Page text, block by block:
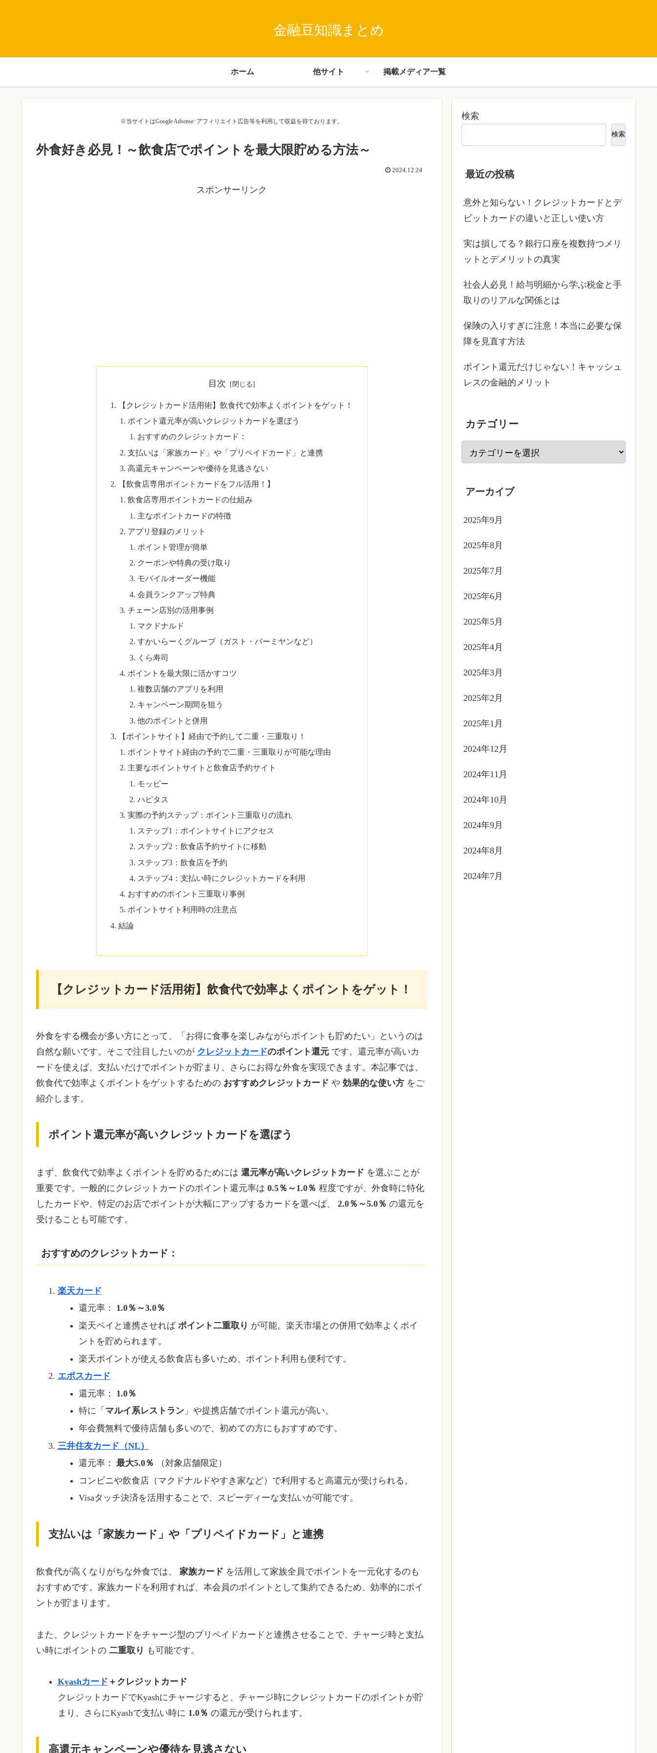
金融豆知識まとめ
ホーム 他サイト 掲載メディア一覧
※当サイトはGoogle Adsense･アフィリエイト広告等を利用して収益を得ております。
外食好き必見！～飲食店でポイントを最大限貯める方法～
2024.12.24
スポンサーリンク
目次
【クレジットカード活用術】飲食代で効率よくポイントをゲット！
ポイント還元率が高いクレジットカードを選ぼう
おすすめのクレジットカード：
支払いは「家族カード」や「プリペイドカード」と連携
高還元キャンペーンや優待を見逃さない
【飲食店専用ポイントカードをフル活用！】
飲食店専用ポイントカードの仕組み
主なポイントカードの特徴
アプリ登録のメリット
ポイント管理が簡単
クーポンや特典の受け取り
モバイルオーダー機能
会員ランクアップ特典
チェーン店別の活用事例
マクドナルド
すかいらーくグループ（ガスト・バーミヤンなど）
くら寿司
ポイントを最大限に活かすコツ
複数店舗のアプリを利用
キャンペーン期間を狙う
他のポイントと併用
【ポイントサイト】経由で予約して二重・三重取り！
ポイントサイト経由の予約で二重・三重取りが可能な理由
主要なポイントサイトと飲食店予約サイト
モッピー
ハピタス
実際の予約ステップ：ポイント三重取りの流れ
ステップ1：ポイントサイトにアクセス
ステップ2：飲食店予約サイトに移動
ステップ3：飲食店を予約
ステップ4：支払い時にクレジットカードを利用
おすすめのポイント三重取り事例
ポイントサイト利用時の注意点
結論
【クレジットカード活用術】飲食代で効率よくポイントをゲット！
外食をする機会が多い方にとって、「お得に食事を楽しみながらポイントも貯めたい」というのは
自然な願いです。そこで注目したいのが クレジットカードのポイント還元 です。還元率が高いカ
ードを使えば、支払いだけでポイントが貯まり、さらにお得な外食を実現できます。本記事では、
飲食代で効率よくポイントをゲットするための おすすめクレジットカード や 効果的な使い方 をご
紹介します。
ポイント還元率が高いクレジットカードを選ぼう
まず、飲食代で効率よくポイントを貯めるためには 還元率が高いクレジットカード を選ぶことが
重要です。一般的にクレジットカードのポイント還元率は 0.5％～1.0％ 程度ですが、外食時に特化
したカードや、特定のお店でポイントが大幅にアップするカードを選べば、 2.0％～5.0％ の還元を
受けることも可能です。
おすすめのクレジットカード：
楽天カード
還元率： 1.0％～3.0％
楽天ペイと連携させればポイント二重取り が可能。楽天市場との併用で効率よくポイ
ントを貯められます。
楽天ポイントが使える飲食店も多いため、ポイント利用も便利です。
エポスカード
還元率： 1.0％
特に「 マルイ系レストラン 」や提携店舗でポイント還元が高い。
年会費無料で優待店舗も多いので、初めての方にもおすすめです。
三井住友カード（NL）
還元率：最大5.0％
（対象店舗限定）
コンビニや飲食店（マクドナルドやすき家など）で利用すると高還元が受けられる。
Visaタッチ決済を活用することで、スピーディーな支払いが可能です。
支払いは「家族カード」や「プリペイドカード」と連携
飲食代が高くなりがちな外食では、 家族カード を活用して家族全員でポイントを一元化するのも
おすすめです。家族カードを利用すれば、本会員のポイントとして集約できるため、効率的にポイ
ントが貯まります。
また、クレジットカードをチャージ型のプリペイドカードと連携させることで、チャージ時と支払
い時にポイントの 二重取り も可能です。
Kyashカード ＋クレジットカード
クレジットカードでKyashにチャージすると、チャージ時にクレジットカードのポイントが貯
まり、さらにKyashで支払い時に 1.0％ の還元が受けられます。
高還元キャンペーンや優待を見逃さない
検索
検索
最近の投稿
意外と知らない！クレジットカードとデ
ビットカードの違いと正しい使い方
実は損してる？銀行口座を複数持つメリ
ットとデメリットの真実
社会人必見！給与明細から学ぶ税金と手
取りのリアルな関係とは
保険の入りすぎに注意！本当に必要な保
障を見直す方法
ポイント還元だけじゃない！キャッシュ
レスの金融的メリット
カテゴリー
アーカイブ
2025年9月
2025年8月
2025年7月
2025年6月
2025年5月
2025年4月
2025年3月
2025年2月
2025年1月
2024年12月
2024年11月
2024年10月
2024年9月
2024年8月
2024年7月